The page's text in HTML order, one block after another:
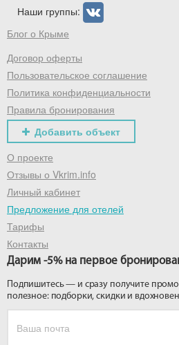
Наши группы:
Блог о Крыме
Договор оферты
Пользовательское соглашение
Политика конфиденциальности
Правила бронирования
Добавить объект
О проекте
Отзывы о Vkrim.info
Личный кабинет
Предложение для отелей
Тарифы
Контакты
Дарим -5% на первое
Подпишитесь — и сразу получите
полезное: подборки, скидки и